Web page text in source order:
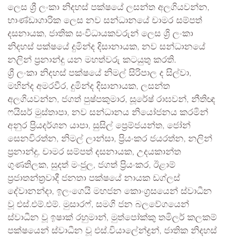
ලෙස ශ්‍රී ලංකා නිදහස් පක්ෂයේ ලසන්ත අලගියවන්න,
භාණ්ඩාගාරික ලෙස නව සන්ධානයේ චාමර සම්පත්
දසනායක, ජාතික සංවිධායකවරුන් ලෙස ශ්‍රි ලංකා
නිදහස් පක්ෂයේ දුමින්ද දිසානායක, නව සන්ධානයේ
නලින් ප්‍රනාන්දු යන මහත්වරු කටයුතු කරති.
ශ්‍රී ලංකා නිදහස් පක්ෂයේ නිමල් සිරිපාල ද සිල්වා,
මහින්ද අමරවීර, දුමින්ද දිසානායක, ලසන්ත
අලගියවන්න, ජගත් පුෂ්පකුමාර, සූරේෂ් රාඝවන්, නීතිඥ
ෆයිසර් මුස්තාපා, නව සන්ධානය නියෝජනය කරමින්
අනුර ප්‍රියදර්ශන යාපා, සුසිල් ප්‍රෙම්ජයන්ත, ජෝන්
සෙනවිරත්න, නිමල් ලාන්සා, ප්‍රියංකර ජයරත්න, නලින්
ප්‍රනාන්දු, චාමර සම්පත් දසනායක, උදයකාන්ත
ගුණතිලක, සුදත් මංජුල, ජගත් ප්‍රියංකර, ඊළාම්
ප්‍රජාතන්ත්‍රවාදී ජනතා පක්ෂයේ නාය‍ක ඩග්ලස්
දේවානන්දා, ඉලංගෙයි මහජන කොංග්‍රසයෙන් ස්වාධීන
වූ එස්.එම්.එම්. මුසාරෆ්, සමගි ජන බලවේගයෙන්
ස්වාධීන වූ ඉෂාක් රහුමාන්, මුත්පෝක්කු තමිලර් කලකම්
පක්ෂයෙන් ස්වාධීන වූ එස්.වියාලේන්ද්‍රන්, ජාතික නිදහස්